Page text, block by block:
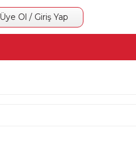
Üye Ol / Giriş Yap